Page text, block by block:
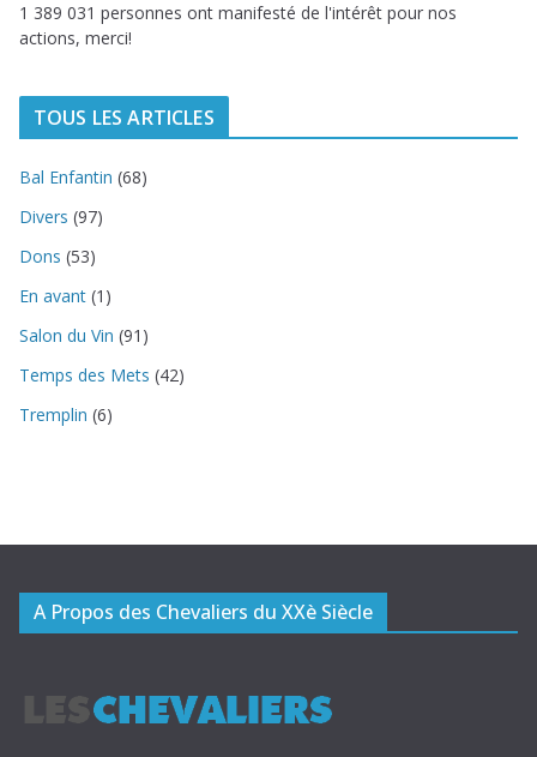
1 389 031 personnes ont manifesté de l'intérêt pour nos
actions, merci!
TOUS LES ARTICLES
Bal Enfantin (68)
Divers (97)
Dons (53)
En avant (1)
Salon du Vin (91)
Temps des Mets (42)
Tremplin (6)
A Propos des Chevaliers du XXè Siècle